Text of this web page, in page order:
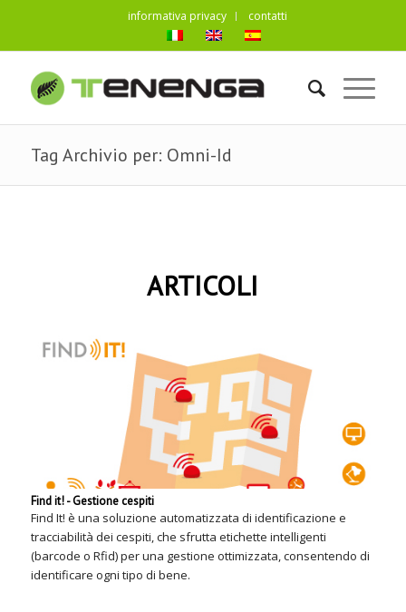
informativa privacy contatti
Tag Archivio per: Omni-Id
ARTICOLI
Find it! - Gestione cespiti
Find It! è una soluzione automatizzata di identificazione e
tracciabilità dei cespiti, che sfrutta etichette intelligenti
(barcode o Rfid) per una gestione ottimizzata, consentendo di
identificare ogni tipo di bene.